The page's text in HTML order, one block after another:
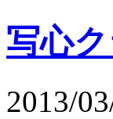
写心
2013/